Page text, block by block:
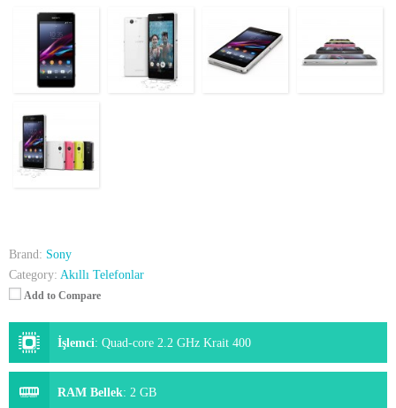
Brand: Sony
Category: Akıllı Telefonlar
Add to Compare
İşlemci: Quad-core 2.2 GHz Krait 400
RAM Bellek: 2 GB